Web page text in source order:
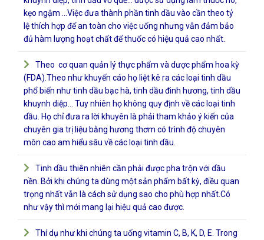
kẹo ngậm …Việc đưa thành phần tinh dầu vào cần theo tỷ
lệ thích hợp để an toàn cho việc uống nhưng vẫn đảm bảo
đủ hàm lượng hoạt chất để thuốc có hiệu quả cao nhất.
Theo cơ quan quản lý thực phẩm và dược phẩm hoa kỳ
(FDA).Theo như khuyến cáo họ liệt kê ra các loại tinh dầu
phổ biến như tinh dầu bạc hà, tinh dầu đinh hương, tinh dầu
khuynh diệp… Tuy nhiên họ không quy định về các loại tinh
dầu. Họ chỉ đưa ra lời khuyên là phải tham khảo ý kiến của
chuyên gia trị liệu bằng hương thơm có trình độ chuyên
môn cao am hiểu sâu về các loại tinh dầu.
Tinh dầu thiên nhiên cần phải được pha trộn với dầu
nền. Bởi khi chúng ta dùng một sản phẩm bất kỳ, điều quan
trọng nhất vẫn là cách sử dụng sao cho phù hợp nhất.Có
như vậy thì mới mang lại hiệu quả cao được.
Thí dụ như khi chúng ta uống vitamin C, B, K, D, E. Trong